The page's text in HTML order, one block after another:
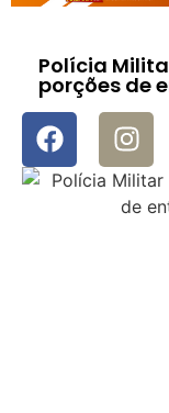
Polícia
porções de